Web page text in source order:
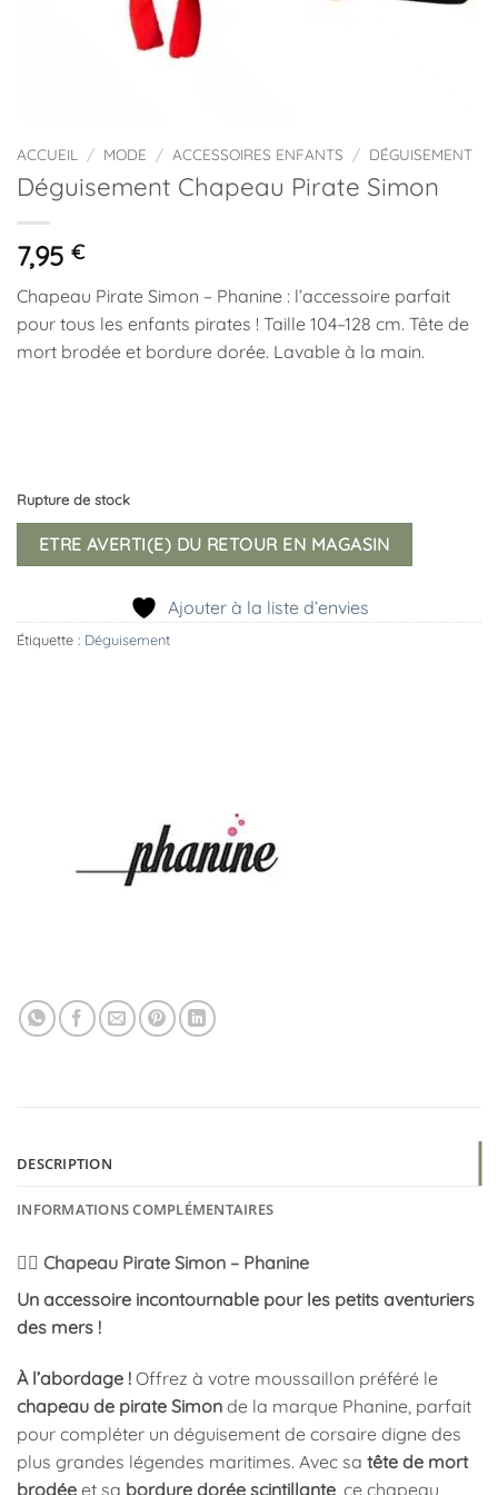
ACCUEIL / MODE / ACCESSOIRES ENFANTS / DÉGUISEMENT
Déguisement Chapeau Pirate Simon
7,95 €
Chapeau Pirate Simon – Phanine : l’accessoire parfait
pour tous les enfants pirates ! Taille 104–128 cm. Tête de
mort brodée et bordure dorée. Lavable à la main.
Rupture de stock
ETRE AVERTI(E) DU RETOUR EN MAGASIN
Ajouter à la liste d’envies
Étiquette : Déguisement
DESCRIPTION
INFORMATIONS COMPLÉMENTAIRES
🏴‍☠️ Chapeau Pirate Simon – Phanine
Un accessoire incontournable pour les petits aventuriers
des mers !
À l’abordage ! Offrez à votre moussaillon préféré le
chapeau de pirate Simon de la marque Phanine, parfait
pour compléter un déguisement de corsaire digne des
plus grandes légendes maritimes. Avec sa tête de mort
brodée et sa bordure dorée scintillante , ce chapeau